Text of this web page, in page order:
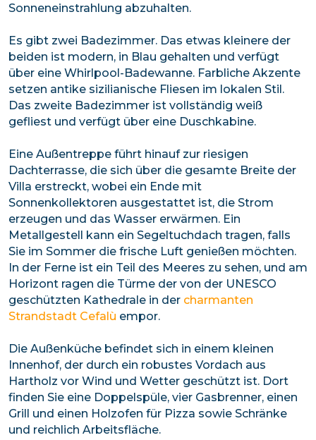
Sonneneinstrahlung abzuhalten.
Es gibt zwei Badezimmer. Das etwas kleinere der
beiden ist modern, in Blau gehalten und verfügt
über eine Whirlpool-Badewanne. Farbliche Akzente
setzen antike sizilianische Fliesen im lokalen Stil.
Das zweite Badezimmer ist vollständig weiß
gefliest und verfügt über eine Duschkabine.
Eine Außentreppe führt hinauf zur riesigen
Dachterrasse, die sich über die gesamte Breite der
Villa erstreckt, wobei ein Ende mit
Sonnenkollektoren ausgestattet ist, die Strom
erzeugen und das Wasser erwärmen. Ein
Metallgestell kann ein Segeltuchdach tragen, falls
Sie im Sommer die frische Luft genießen möchten.
In der Ferne ist ein Teil des Meeres zu sehen, und am
Horizont ragen die Türme der von der UNESCO
geschützten Kathedrale in der charmanten
Strandstadt Cefalù empor.
Die Außenküche befindet sich in einem kleinen
Innenhof, der durch ein robustes Vordach aus
Hartholz vor Wind und Wetter geschützt ist. Dort
finden Sie eine Doppelspüle, vier Gasbrenner, einen
Grill und einen Holzofen für Pizza sowie Schränke
und reichlich Arbeitsfläche.